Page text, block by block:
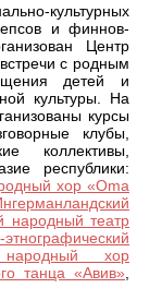
культурных
и финнов-
Центр
с родным
детей и
культуры. На
курсы
клубы,
коллективы,
республики:
хор «Oma
народный театр
народный хор
танца «Авив»